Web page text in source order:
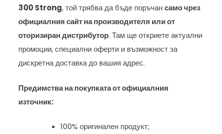
300 Strong, той трябва да бъде поръчансамо чрез
официалния сайт на производителя или от
оторизиран дистрибутор. Там ще откриете актуални
промоции, специални оферти и възможност за
дискретна доставка до вашия адрес.
Предимства на покупката от официалния
източник:
100% оригинален продукт;